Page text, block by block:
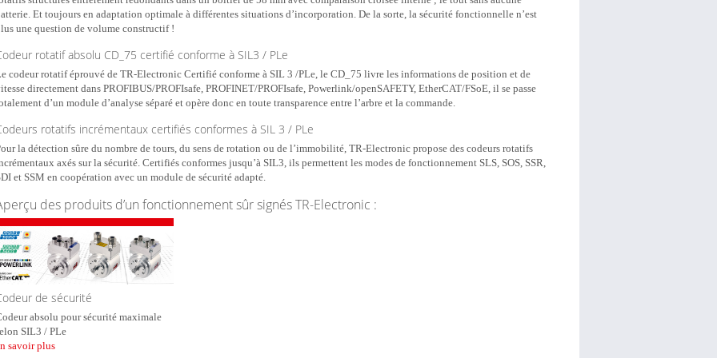
Et toujours en adaptation optimale à différentes situations d’incorporation. De la sorte, la sécurité fonctionnelle n’est
une question de volume constructif !
rotatif absolu CD_75 certifié conforme à SIL3 / PLe
codeur rotatif éprouvé de TR-Electronic Certifié conforme à SIL 3 /PLe, le CD_75 livre les informations de position et de
directement dans PROFIBUS/PROFIsafe, PROFINET/PROFIsafe, Powerlink/openSAFETY, EtherCAT/FSoE, il se passe
d’un module d’analyse séparé et opère donc en toute transparence entre l’arbre et la commande.
rotatifs incrémentaux certifiés conformes à SIL 3 / PLe
la détection sûre du nombre de tours, du sens de rotation ou de l’immobilité, TR-Electronic propose des codeurs rotatifs
axés sur la sécurité. Certifiés conformes jusqu’à SIL3, ils permettent les modes de fonctionnement SLS, SOS, SSR,
et SSM en coopération avec un module de sécurité adapté.
des produits d’un fonctionnement sûr signés TR-Electronic :
de sécurité
absolu pour sécurité maximale
SIL3 / PLe
savoir plus